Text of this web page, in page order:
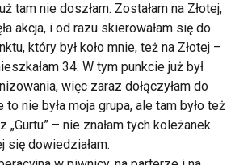
tam nie doszłam. Zostałam na Złotej,
akcja, i od razu skierowałam się do
który był koło mnie, też na Złotej –
34. W tym punkcie już był
więc zaraz dołączyłam do
nie była moja grupa, ale tam było też
„Gurtu” – nie znałam tych koleżanek
się dowiedziałam.